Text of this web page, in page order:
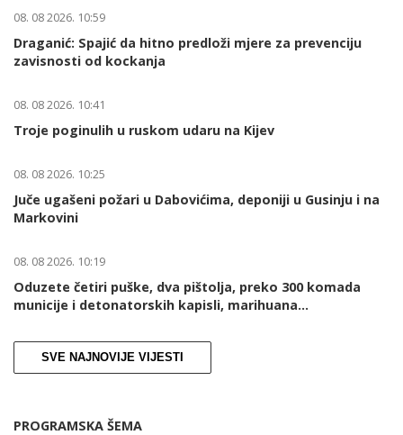
08. 08 2026. 10:59
Draganić: Spajić da hitno predloži mjere za prevenciju
zavisnosti od kockanja
08. 08 2026. 10:41
Troje poginulih u ruskom udaru na Kijev
08. 08 2026. 10:25
Juče ugašeni požari u Dabovićima, deponiji u Gusinju i na
Markovini
08. 08 2026. 10:19
Oduzete četiri puške, dva pištolja, preko 300 komada
municije i detonatorskih kapisli, marihuana...
SVE NAJNOVIJE VIJESTI
PROGRAMSKA ŠEMA